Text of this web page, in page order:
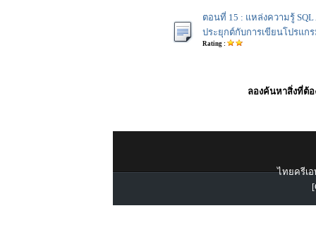
ตอนที่ 15 : แหล่งความรู้ SQL
ประยุกต์กับการเขียนโปรแกร
Rating :
ลองค้นหาสิ่งที่ต้อ
ไทยครีเอ
[